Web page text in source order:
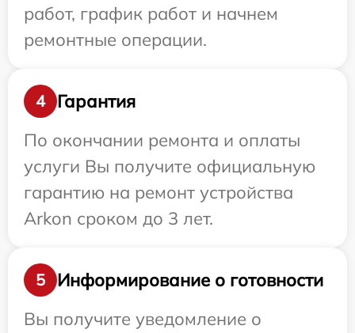
работ, график работ и начнем
ремонтные операции.
4
Гарантия
По окончании ремонта и оплаты
услуги Вы получите официальную
гарантию на ремонт устройства
Arkon сроком до 3 лет.
5
Информирование о готовности
Вы получите уведомление о